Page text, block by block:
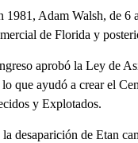
1981, Adam Walsh, de 6
de Florida y
aprobó la Ley de
que ayudó a crear el
y Explotados.
desaparición de Etan